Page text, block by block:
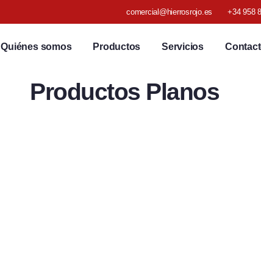
comercial@hierrosrojo.es +34 958
Quiénes somos Productos Servicios
Productos Planos